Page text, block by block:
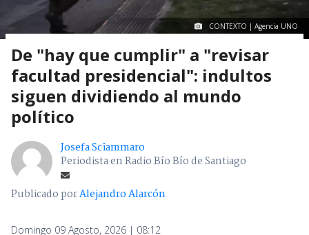
CONTEXTO | Agencia UNO
De "hay que cumplir" a "revisar
facultad presidencial": indultos
siguen dividiendo al mundo
político
Josefa Sciammaro
Periodista en Radio Bío Bío de Santiago
Publicado porAlejandro Alarcón
Domingo 09 Agosto, 2026 | 08:12